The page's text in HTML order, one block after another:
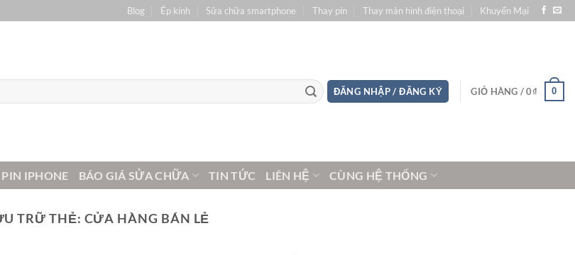
Blog Ép kính Sửa chữa smartphone Thay pin Thay màn hình điện thoại Khuyến Mại
ĐĂNG NHẬP / ĐĂNG KÝ GIỎ HÀNG /0₫ 0
IPHONE BÁO GIÁ SỬA CHỮA TIN TỨC LIÊN HỆ CÙNG HỆ THỐNG
TRỮ THẺ: CỬA HÀNG BÁN LẺ